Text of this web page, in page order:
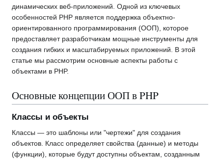
динамических веб-приложений. Одной из ключевых
особенностей PHP является поддержка объектно-
ориентированного программирования (ООП), которое
предоставляет разработчикам мощные инструменты для
создания гибких и масштабируемых приложений. В этой
статье мы рассмотрим основные аспекты работы с
объектами в PHP.
Основные концепции ООП в PHP
Классы и объекты
Классы — это шаблоны или "чертежи" для создания
объектов. Класс определяет свойства (данные) и методы
(функции), которые будут доступны объектам, созданным